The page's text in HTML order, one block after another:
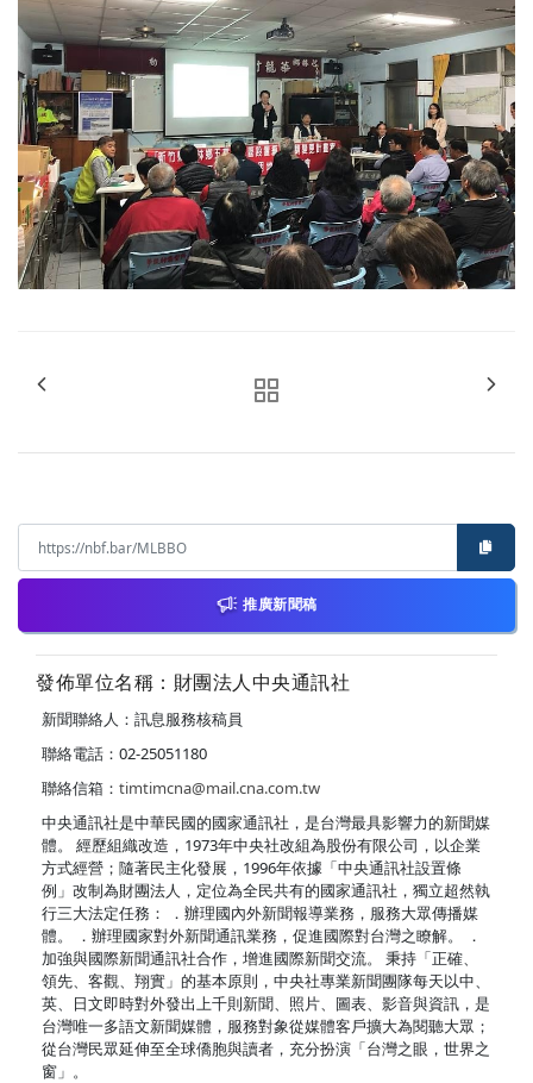
推廣新聞稿
發佈單位名稱：財團法人中央通訊社
新聞聯絡人：訊息服務核稿員
聯絡電話：02-25051180
聯絡信箱： timtimcna@mail.cna.com.tw
中央通訊社是中華民國的國家通訊社，是台灣最具影響力的新聞媒
體。 經歷組織改造，1973年中央社改組為股份有限公司，以企業
方式經營；隨著民主化發展，1996年依據「中央通訊社設置條
例」改制為財團法人，定位為全民共有的國家通訊社，獨立超然執
行三大法定任務： ．辦理國內外新聞報導業務，服務大眾傳播媒
體。 ．辦理國家對外新聞通訊業務，促進國際對台灣之瞭解。 ．
加強與國際新聞通訊社合作，增進國際新聞交流。 秉持「正確、
領先、客觀、翔實」的基本原則，中央社專業新聞團隊每天以中、
英、日文即時對外發出上千則新聞、照片、圖表、影音與資訊，是
台灣唯一多語文新聞媒體，服務對象從媒體客戶擴大為閱聽大眾；
從台灣民眾延伸至全球僑胞與讀者，充分扮演「台灣之眼，世界之
窗」。